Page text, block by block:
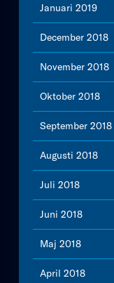
Januari 2019
December 2018
November 2018
Oktober 2018
September 2018
Augusti 2018
Juli 2018
Juni 2018
Maj 2018
April 2018